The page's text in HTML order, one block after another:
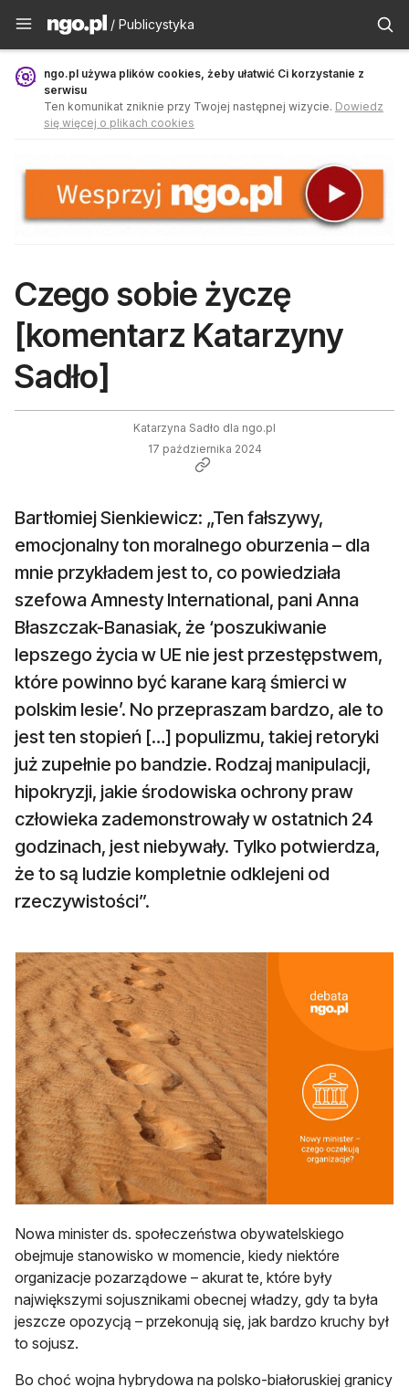
Publicystyka - ngo.pl
/ Publicystyka
ngo.pl używa plików cookies, żeby ułatwić Ci korzystanie z
serwisu
Ten komunikat zniknie przy Twojej następnej wizycie. Dowiedz
się więcej o plikach cookies
Czego sobie życzę
[komentarz Katarzyny
Sadło]
Katarzyna Sadło dla ngo.pl
17 października 2024
Bartłomiej Sienkiewicz: „Ten fałszywy,
emocjonalny ton moralnego oburzenia – dla
mnie przykładem jest to, co powiedziała
szefowa Amnesty International, pani Anna
Błaszczak-Banasiak, że ‘poszukiwanie
lepszego życia w UE nie jest przestępstwem,
które powinno być karane karą śmierci w
polskim lesie’. No przepraszam bardzo, ale to
jest ten stopień […] populizmu, takiej retoryki
już zupełnie po bandzie. Rodzaj manipulacji,
hipokryzji, jakie środowiska ochrony praw
człowieka zademonstrowały w ostatnich 24
godzinach, jest niebywały. Tylko potwierdza,
że to są ludzie kompletnie odklejeni od
rzeczywistości”.
Nowa minister ds. społeczeństwa obywatelskiego
obejmuje stanowisko w momencie, kiedy niektóre
organizacje pozarządowe – akurat te, które były
największymi sojusznikami obecnej władzy, gdy ta była
jeszcze opozycją – przekonują się, jak bardzo kruchy był
to sojusz.
Bo choć wojna hybrydowa na polsko-białoruskiej granicy